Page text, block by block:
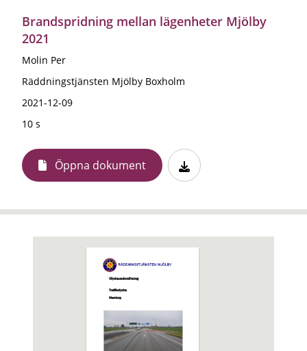
Brandspridning mellan lägenheter Mjölby
2021
Molin Per
Räddningstjänsten Mjölby Boxholm
2021-12-09
10 s
Öppna dokument